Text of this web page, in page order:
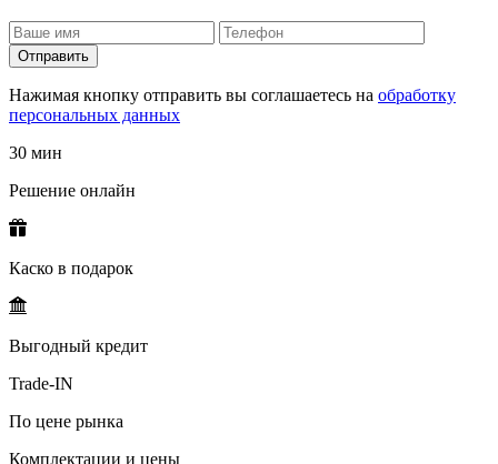
Отправить
Нажимая кнопку отправить вы соглашаетесь на обработку
персональных данных
30 мин
Решение онлайн
Каско в подарок
Выгодный кредит
Trade-IN
По цене рынка
Комплектации и цены